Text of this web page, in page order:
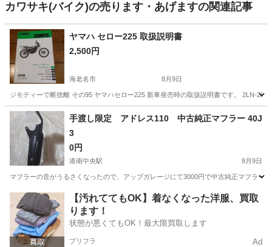
カワサキ(バイク)の売ります・あげますの関連記事
ヤマハ セロー225 取扱説明書
2,500円
海老名市 8月9日
ジモティーで断捨離 その95 ヤマハセロー225 新車発売時の取扱説明書です。 2LN-
神奈川 海老名市 ヤマハ セロー
手渡し限定 アドレス110 中古純正マフラー 40J
3
0円
港南中央駅 8月9日
マフラーの音がうるさくなったので、アップガレージにて3000円で中古純正マフラ
神奈川 横浜市 港南中央駅 スズキ
【汚れててもOK】着なくなった洋服、買取
ります！
状態が悪くてもOK！最大限買取します
プリフラ Ad